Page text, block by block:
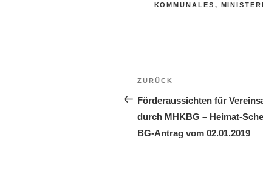
KOMMUNALES ,
Beitragsnavigation
Vorheriger
Beitrag
ZURÜCK
Förderaussichten für
durch MHKBG – Heimat-
BG-Antrag vom 02.01.2019